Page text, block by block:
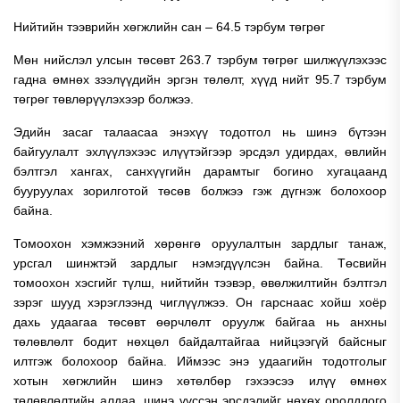
Нийтийн тээврийн хөгжлийн сан – 64.5 тэрбум төгрөг
Мөн нийслэл улсын төсөвт 263.7 тэрбум төгрөг шилжүүлэхээс
гадна өмнөх зээлүүдийн эргэн төлөлт, хүүд нийт 95.7 тэрбум
төгрөг төвлөрүүлэхээр болжээ.
Эдийн засаг талаасаа энэхүү тодотгол нь шинэ бүтээн
байгуулалт эхлүүлэхээс илүүтэйгээр эрсдэл удирдах, өвлийн
бэлтгэл хангах, санхүүгийн дарамтыг богино хугацаанд
бууруулах зорилготой төсөв болжээ гэж дүгнэж болохоор
байна.
Томоохон хэмжээний хөрөнгө оруулалтын зардлыг танаж,
урсгал шинжтэй зардлыг нэмэгдүүлсэн байна. Төсвийн
томоохон хэсгийг түлш, нийтийн тээвэр, өвөлжилтийн бэлтгэл
зэрэг шууд хэрэглээнд чиглүүлжээ. Он гарснаас хойш хоёр
дахь удаагаа төсөвт өөрчлөлт оруулж байгаа нь анхны
төлөвлөлт бодит нөхцөл байдалтайгаа нийцээгүй байсныг
илтгэж болохоор байна. Иймээс энэ удаагийн тодотголыг
хотын хөгжлийн шинэ хөтөлбөр гэхээсээ илүү өмнөх